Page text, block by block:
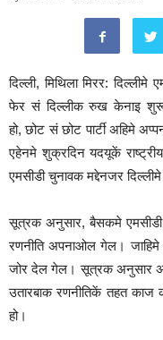
दिल्ली, मिथिला मिरर: दिल्लीमे
फेर सं दिल्लीक रुख केनाइ
हो, छोट सं छोट पार्टी अहिमे
एहेनमे शुक्रदिन यदयूकें
एमसीडी चुनावक मद्देनजर
सूत्रक अनुसार, बैसकमे
रणनीति अपनाओल गेल। जाहिमे
जोर देल गेल। सूत्रक अनुसार
उतारबाक रणनीतिकें तहत काज
हो।